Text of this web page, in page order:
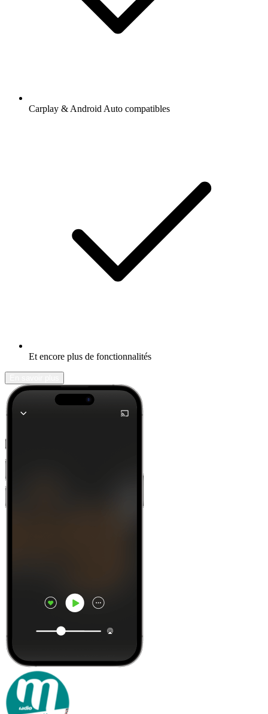
Carplay & Android Auto compatibles
Et encore plus de fonctionnalités